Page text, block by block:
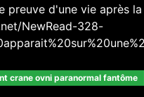
preuve d'une vie après
NewRead-328-
crane ovni paranormal fantôme